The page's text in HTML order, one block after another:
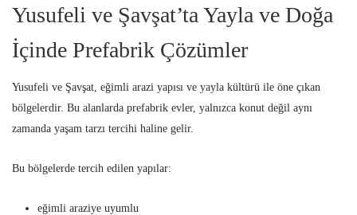
Yusufeli ve Şavşat’ta Yayla ve Doğa
İçinde Prefabrik Çözümler
Yusufeli ve Şavşat, eğimli arazi yapısı ve yayla kültürü ile öne çıkan
bölgelerdir. Bu alanlarda prefabrik evler, yalnızca konut değil aynı
zamanda yaşam tarzı tercihi haline gelir.
Bu bölgelerde tercih edilen yapılar:
eğimli araziye uyumlu